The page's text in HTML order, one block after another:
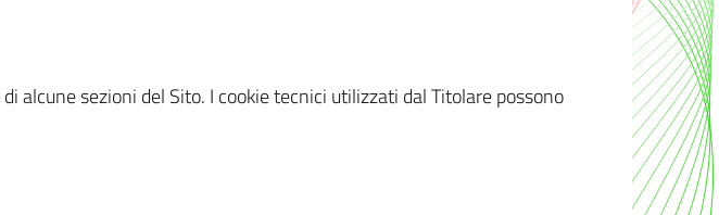
sezioni del Sito. I cookie tecnici utilizzati dal Titolare possono